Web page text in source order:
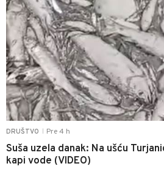
DRUŠTVO Pre 4 h
Suša uzela danak: Na ušću
kapi vode (VIDEO)